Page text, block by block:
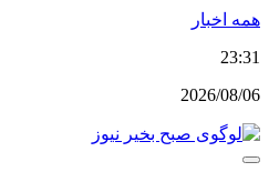
پرش
محتوا
همه اخبار
23:31
2026/08/06